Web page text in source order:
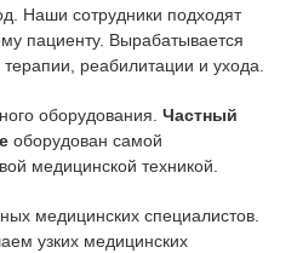
Наши сотрудники подходят
пациенту. Вырабатывается
реабилитации и ухода.
оборудования. Частный
оборудован самой
медицинской техникой.
медицинских специалистов.
узких медицинских